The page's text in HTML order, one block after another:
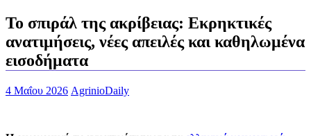
Το σπιράλ της ακρίβειας: Εκρηκτικές
ανατιμήσεις, νέες απειλές και καθηλωμένα
εισοδήματα
4 Μαΐου 2026 AgrinioDaily